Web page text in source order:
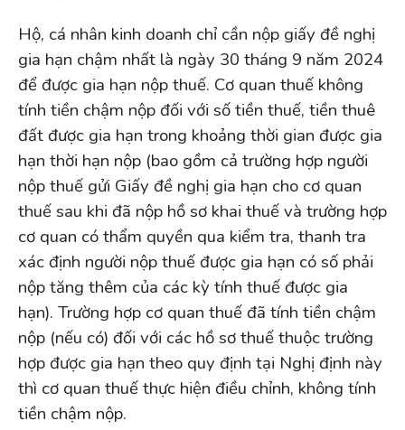
Hộ, cá nhân kinh doanh chỉ cần nộp giấy đề nghị
gia hạn chậm nhất là ngày 30 tháng 9 năm 2024
để được gia hạn nộp thuế. Cơ quan thuế không
tính tiền chậm nộp đối với số tiền thuế, tiền thuê
đất được gia hạn trong khoảng thời gian được gia
hạn thời hạn nộp (bao gồm cả trường hợp người
nộp thuế gửi Giấy đề nghị gia hạn cho cơ quan
thuế sau khi đã nộp hồ sơ khai thuế và trường hợp
cơ quan có thẩm quyền qua kiểm tra, thanh tra
xác định người nộp thuế được gia hạn có số phải
nộp tăng thêm của các kỳ tính thuế được gia
hạn). Trường hợp cơ quan thuế đã tính tiền chậm
nộp (nếu có) đối với các hồ sơ thuế thuộc trường
hợp được gia hạn theo quy định tại Nghị định này
thì cơ quan thuế thực hiện điều chỉnh, không tính
tiền chậm nộp.